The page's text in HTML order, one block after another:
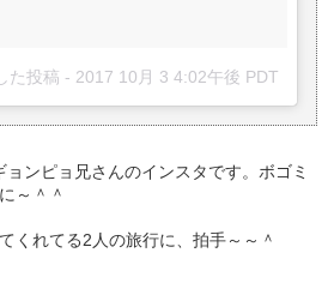
た投稿 - 2017 10月 3 4:02午後 PDT
ンピョ兄さんのインスタです。ボゴミ
～＾＾
くれてる2人の旅行に、拍手～～＾